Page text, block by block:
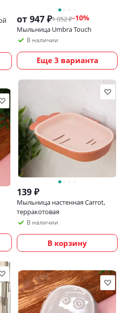
от 947 ₽1 052 ₽-10%
Мыльница Umbra Touch
В наличии
Еще 3 варианта
139 ₽
Мыльница настенная Carrot,
терракотовая
В наличии
В корзину